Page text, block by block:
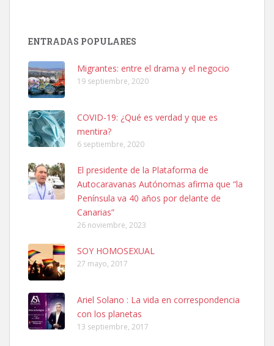
Leales.org » Gran Canaria
Ninfa perdida
El día 5 se los perdió una ninfa papillera, asustada tiene miedo a la
calle, se perdió por la zon...
Leales.org » Gran Canaria
6.7.2025
Adopcion
Busco casa de acogida para mi perrita ya que por temas de trabajo
no la puedo tener. Solo gente r...
ENTRADAS POPULARES
Migrantes: entre el drama y el negocio
19 septiembre, 2020
COVID-19: ¿Qué es verdad y que es
mentira?
6 septiembre, 2020
El presidente de la Plataforma de
Autocaravanas Autónomas afirma que “la
Península va 40 años por delante de
Canarias”
26 noviembre, 2023
SOY HOMOSEXUAL
27 mayo, 2017
Ariel Solano : La vida en correspondencia
con los planetas
13 septiembre, 2017